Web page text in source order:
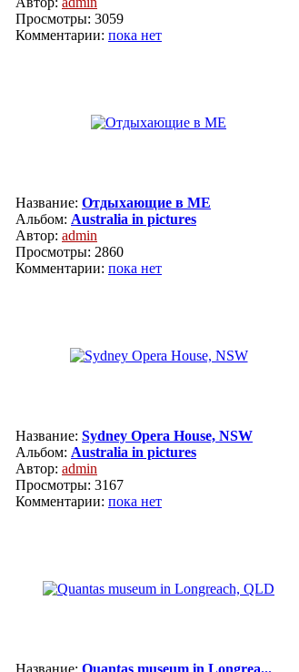
Просмотры: 3059
Комментарии: пока нет
Название: Отдыхающие в МЕ
Альбом: Australia in pictures
Автор: admin
Просмотры: 2860
Комментарии: пока нет
Название: Sydney Opera House, NSW
Альбом: Australia in pictures
Автор: admin
Просмотры: 3167
Комментарии: пока нет
Название: Quantas museum in Longrea...